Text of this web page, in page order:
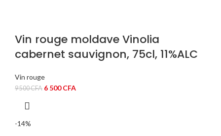
Vin rouge moldave Vinolia
cabernet sauvignon, 75cl, 11%ALC
Vin rouge
9 500CFA Le
6 500CFALe
-14%